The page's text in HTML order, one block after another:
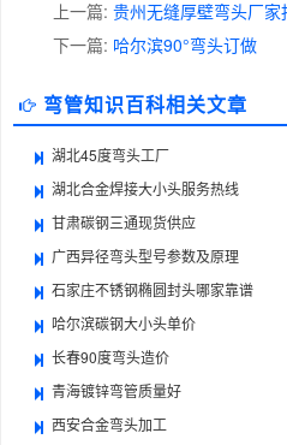
上一篇: 贵州无缝厚壁弯头厂家
下一篇: 哈尔滨90°弯头订做
弯管知识百科相关文章
湖北45度弯头工厂
湖北合金焊接大小头服务热线
甘肃碳钢三通现货供应
广西异径弯头型号参数及原理
石家庄不锈钢椭圆封头哪家靠谱
哈尔滨碳钢大小头单价
长春90度弯头造价
青海镀锌弯管质量好
西安合金弯头加工